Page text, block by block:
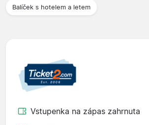
Balíček s hotelem a letem
Vstupenka na zápas zahrnuta